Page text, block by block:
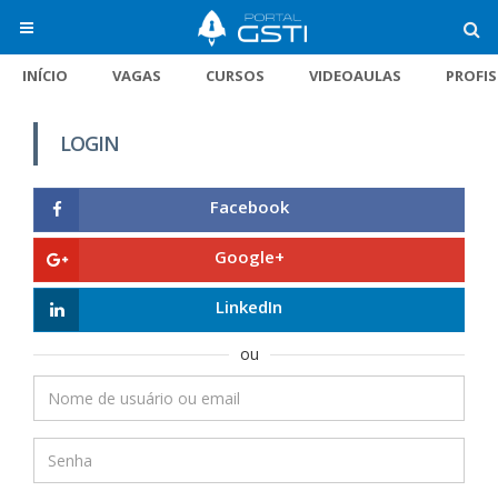
INÍCIO VAGAS CURSOS VIDEOAULAS
LOGIN
Facebook
Google+
LinkedIn
ou